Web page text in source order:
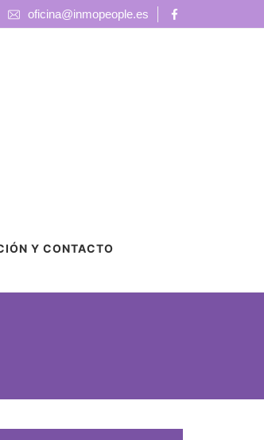
oficina@inmopeople.es
Y CONTACTO